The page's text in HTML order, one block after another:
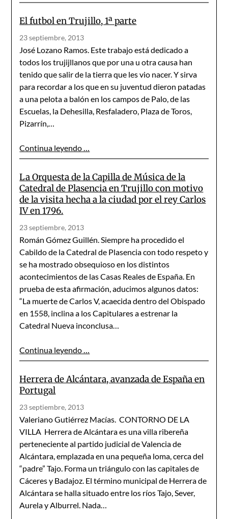
El futbol en Trujillo, 1ª parte
23 septiembre, 2013
José Lozano Ramos. Este trabajo está dedicado a
todos los trujijllanos que por una u otra causa han
tenido que salir de la tierra que les vio nacer. Y sirva
para recordar a los que en su juventud dieron patadas
a una pelota a balón en los campos de Palo, de las
Escuelas, la Dehesilla, Resfaladero, Plaza de Toros,
Pizarrín,…
Continua leyendo …
La Orquesta de la Capilla de Música de la
Catedral de Plasencia en Trujillo con motivo
de la visita hecha a la ciudad por el rey Carlos
IV en 1796.
23 septiembre, 2013
Román Gómez Guillén. Siempre ha procedido el
Cabildo de la Catedral de Plasencia con todo respeto y
se ha mostrado obsequioso en los distintos
acontecimien­tos de las Casas Reales de España. En
prueba de esta afirmación, aduci­mos algunos datos:
“La muerte de Carlos V, acaecida dentro del Obispa­do
en 1558, inclina a los Capitulares a estrenar la
Catedral Nueva in­conclusa…
Continua leyendo …
Herrera de Alcántara, avanzada de España en
Portugal
23 septiembre, 2013
Valeriano Gutiérrez Macías. CONTORNO DE LA
VILLA Herrera de Alcántara es una villa ribereña
perteneciente al partido judicial de Valencia de
Alcántara, emplazada en una pequeña loma, cerca del
“padre” Tajo. Forma un triángulo con las capitales de
Cáceres y Badajoz. El término municipal de Herrera de
Alcántara se halla si­tuado entre los ríos Tajo, Sever,
Aurela y Alburrel. Nada…